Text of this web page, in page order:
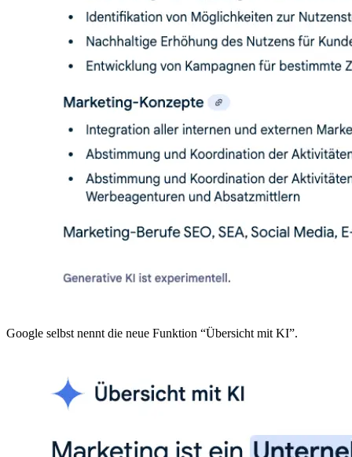
Google selbst nennt die neue Funktion “Übersicht mit KI”.